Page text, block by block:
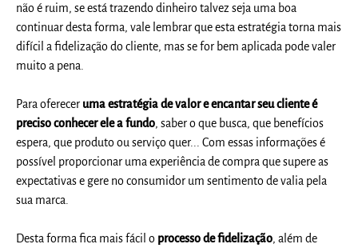
não é ruim, se está trazendo dinheiro talvez seja uma boa
continuar desta forma, vale lembrar que esta estratégia torna mais
difícil a fidelização do cliente, mas se for bem aplicada pode valer
muito a pena.
Para oferecer uma estratégia de valor e encantar seu cliente é
preciso conhecer ele a fundo, saber o que busca, que benefícios
espera, que produto ou serviço quer... Com essas informações é
possível proporcionar uma experiência de compra que supere as
expectativas e gere no consumidor um sentimento de valia pela
sua marca.
Desta forma fica mais fácil o processo de fidelização, além de